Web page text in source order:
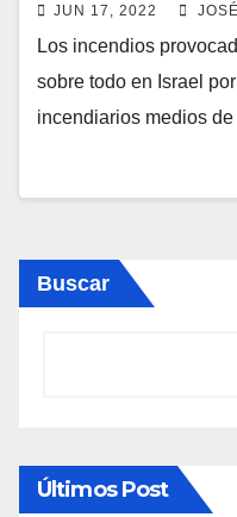
JUN 17, 2022
Los incendios
sobre todo en Israel
incendiarios medios
Buscar
Últimos Post